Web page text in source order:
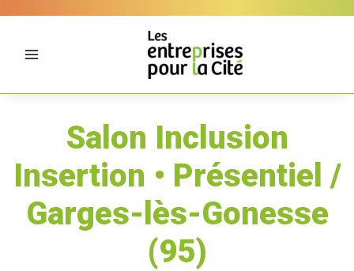
Salon Inclusion
Insertion • Présentiel /
Garges-lès-Gonesse
(95)